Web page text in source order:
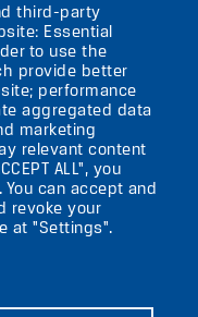
third-party
Essential
to use the
provide better
performance
aggregated data
marketing
relevant content
ALL", you
can accept and
revoke your
at "Settings".